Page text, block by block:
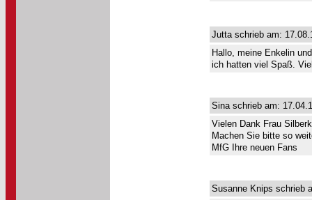
Jutta schrieb am:
Hallo, meine Enkelin
ich hatten viel Spaß.
Sina schrieb am:
Vielen Dank Frau
Machen Sie bitte so
MfG Ihre neuen Fans
Susanne Knips schrieb